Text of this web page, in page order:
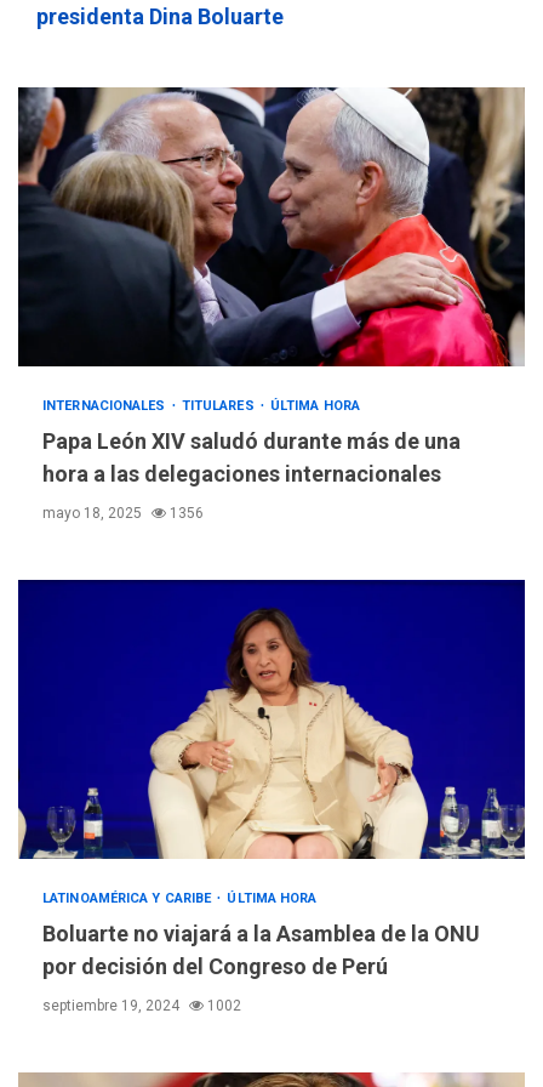
presidenta Dina Boluarte
INTERNACIONALES TITULARES ÚLTIMA HORA
Papa León XIV saludó durante más de una
hora a las delegaciones internacionales
mayo 18, 2025 1356
LATINOAMÉRICA Y CARIBE ÚLTIMA HORA
Boluarte no viajará a la Asamblea de la ONU
por decisión del Congreso de Perú
septiembre 19, 2024 1002
POLÍTICA
TITULARES
ÚLTIMA HORA
Gobierno y AN2015 en
INTERNACIONALES ÚLTIMA HORA